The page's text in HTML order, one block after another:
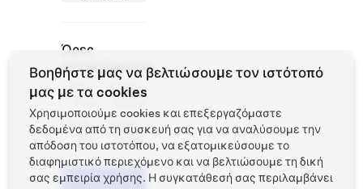
Ώρες
καταστήματος
Δευ -
10:00 -
Σαβ -
Κυρ
10:00 -
22:30
Προγραμματίστε
Βοηθήστε μας να βελτιώσουμε τον ιστότοπό
μας με τα cookies
Χρησιμοποιούμε cookies και επεξεργαζόμαστε
δεδομένα από τη συσκευή σας για να αναλύσουμε την
απόδοση του ιστοτόπου, να εξατομικεύσουμε το
διαφημιστικό περιεχόμενο και να βελτιώσουμε τη δική
σας εμπειρία χρήσης. Η συγκατάθεσή σας περιλαμβάνει